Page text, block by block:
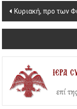
Post
navigation
Κυριακή, προ των